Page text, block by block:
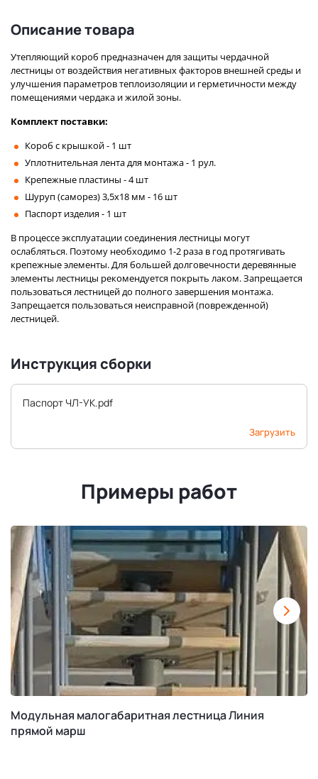
Описание товара
Утепляющий короб предназначен для защиты чердачной
лестницы от воздействия негативных факторов внешней среды и
улучшения параметров теплоизоляции и герметичности между
помещениями чердака и жилой зоны.
Комплект поставки:
Короб с крышкой - 1 шт
Уплотнительная лента для монтажа - 1 рул.
Крепежные пластины - 4 шт
Шуруп (саморез) 3,5х18 мм - 16 шт
Паспорт изделия - 1 шт
В процессе эксплуатации соединения лестницы могут
ослабляться. Поэтому необходимо 1-2 раза в год протягивать
крепежные элементы. Для большей долговечности деревянные
элементы лестницы рекомендуется покрыть лаком. Запрещается
пользоваться лестницей до полного завершения монтажа.
Запрещается пользоваться неисправной (поврежденной)
лестницей.
Инструкция сборки
Паспорт ЧЛ-УК.pdf
Загрузить
Примеры работ
Модульная малогабаритная лестница Линия
прямой марш